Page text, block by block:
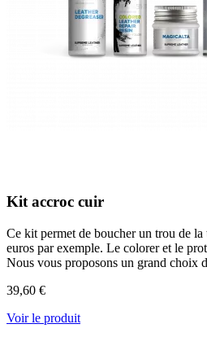
Kit accroc cuir
Ce kit permet de boucher un trou de
euros par exemple. Le colorer et le
Nous vous proposons un grand choix
39,60 €
Voir le produit